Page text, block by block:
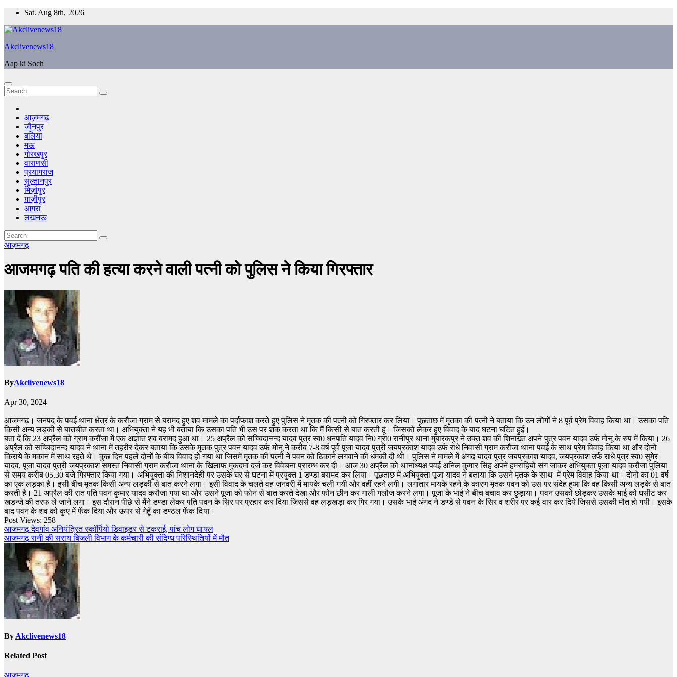
Skip
content
Sat. Aug 8th, 2026
Akclivenews18
Aap ki Soch
आज़मगढ़
जौनपुर
बलिया
मऊ
गोरखपुर
वाराणसी
प्रयागराज
सुल्तानपुर
मिर्ज़ापुर
ग़ाज़ीपुर
आगरा
लखनऊ
आज़मगढ़
आजमगढ़ पति की हत्या करने वाली पत्नी को पुलिस ने किया गिरफ्तार
ByAkclivenews18
Apr 30, 2024
आजमगढ़। जनपद के पवई थाना क्षेत्र के करौंजा ग्राम से बरामद हुए शव मामले का पर्दाफाश करते हुए पुलिस ने मृतक की पत्नी को गिरफ्तार कर लिया। पूछताछ में मृतका की पत्नी ने बताया कि उन लोगों ने 8 पूर्व प्रेम विवाह किया था। उसका पति
किसी अन्य लड़की से बातचीत करता था। अभियुक्ता ने यह भी बताया कि उसका पति भी उस पर शक करता था कि मैं किसी से बात करती हूं। जिसको लेकर हुए विवाद के बाद घटना घटित हुई।
बता दें कि 23 अप्रैल को ग्राम करौंजा में एक अज्ञात शव बरामद हुआ था। 25 अप्रैल को सच्चिदानन्द यादव पुत्र स्व0 धनपति यादव नि0 ग्रा0 रानीपुर थाना मुबारकपुर ने उक्त शव की शिनाख्त अपने पुत्र पवन यादव उर्फ मोनू के रुप में किया। 26
अप्रैल को सच्चिदानन्द यादव ने थाना में तहरीर देकर बताया कि उसके मृतक पुत्र पवन यादव उर्फ मोनू ने करीब 7-8 वर्ष पूर्व पूजा यादव पुत्री जयप्रकाश यादव उर्फ राधे निवासी ग्राम करौंजा थाना पवई के साथ प्रेम विवाह किया था और दोनों
किराये के मकान में साथ रहते थे। कुछ दिन पहले दोनों के बीच विवाद हो गया था जिसमें मृतक की पत्नी ने पवन को ठिकाने लगवाने की धमकी दी थी। पुलिस ने मामले में अंगद यादव पुत्र जयप्रकाश यादव, जयप्रकाश उर्फ राधे पुत्र स्व0 सुमेर
यादव, पूजा यादव पुत्री जयप्रकाश समस्त निवासी ग्राम करौजा थाना के खिलाफ मुकदमा दर्ज कर विवेचना प्रारम्भ कर दी। आज 30 अप्रैल को थानाध्यक्ष पवई अनिल कुमार सिंह अपने हमराहियों संग जाकर अभियुक्ता पूजा यादव करौजा पुलिया
से समय करीब 05.30 बजे गिरफ्तार किया गया। अभियुक्ता की निशानदेही पर उसके घर से घटना में प्रयुक्त 1 डण्डा बरामद कर लिया। पूछताछ में अभियुक्ता पूजा यादव ने बताया कि उसने मृतक के साथ में प्रेम विवाह किया था। दोनों का 01 वर्ष
का एक लड़का है। इसी बीच मृतक किसी अन्य लड़की से बात करने लगा। इसी विवाद के चलते वह जनवरी में मायके चली गयी और वहीं रहने लगी। लगातार मायके रहने के कारण मृतक पवन को उस पर संदेह हुआ कि वह किसी अन्य लड़के से बात
करती है। 21 अप्रैल की रात पति पवन कुमार यादव करौजा गया था और उसने पूजा को फोन से बात करते देखा और फोन छीन कर गाली गलौज करने लगा। पूजा के भाई ने बीच बचाव कर छुड़ाया। पवन उसको छोड़कर उसके भाई को घसीट कर
खडन्जे की तरफ ले जाने लगा। इस दौरान पीछे से मैंने डण्डा लेकर पति पवन के सिर पर प्रहार कर दिया जिससे वह लड़खड़ा कर गिर गया। उसके भाई अंगद ने डण्डे से पवन के सिर व शरीर पर कई वार कर दिये जिससे उसकी मौत हो गयी। इसके
बाद पवन के शव को कुए में फेंक दिया और ऊपर से गेहूँ का डण्ठल फेंक दिया।
Post Views: 258
Post
navigation
आजमगढ़ देवगांव अनियंत्रित स्कॉर्पियो डिवाइडर से टकराई, पांच लोग घायल
आजमगढ़ रानी की सराय बिजली विभाग के कर्मचारी की संदिग्ध परिस्थितियों में मौत
By Akclivenews18
Related Post